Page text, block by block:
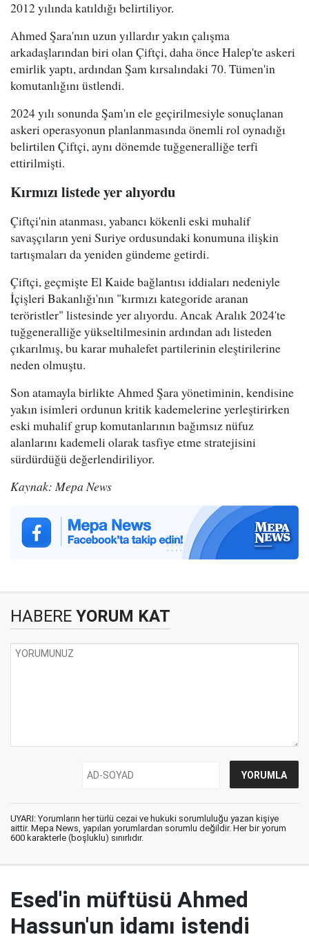
2012 yılında katıldığı belirtiliyor.
Ahmed Şara'nın uzun yıllardır yakın çalışma
arkadaşlarından biri olan Çiftçi, daha önce Halep'te askeri
emirlik yaptı, ardından Şam kırsalındaki 70. Tümen'in
komutanlığını üstlendi.
2024 yılı sonunda Şam'ın ele geçirilmesiyle sonuçlanan
askeri operasyonun planlanmasında önemli rol oynadığı
belirtilen Çiftçi, aynı dönemde tuğgeneralliğe terfi
ettirilmişti.
Kırmızı listede yer alıyordu
Çiftçi'nin atanması, yabancı kökenli eski muhalif
savaşçıların yeni Suriye ordusundaki konumuna ilişkin
tartışmaları da yeniden gündeme getirdi.
Çiftçi, geçmişte El Kaide bağlantısı iddiaları nedeniyle
İçişleri Bakanlığı'nın "kırmızı kategoride aranan
teröristler" listesinde yer alıyordu. Ancak Aralık 2024'te
tuğgeneralliğe yükseltilmesinin ardından adı listeden
çıkarılmış, bu karar muhalefet partilerinin eleştirilerine
neden olmuştu.
Son atamayla birlikte Ahmed Şara yönetiminin, kendisine
yakın isimleri ordunun kritik kademelerine yerleştirirken
eski muhalif grup komutanlarının bağımsız nüfuz
alanlarını kademeli olarak tasfiye etme stratejisini
sürdürdüğü değerlendiriliyor.
Kaynak: Mepa News
HABERE YORUM KAT
UYARI: Yorumların her türlü cezai ve hukuki sorumluluğu yazan kişiye
aittir. Mepa News, yapılan yorumlardan sorumlu değildir. Her bir yorum
600 karakterle (boşluklu) sınırlıdır.
Esed'in müftüsü Ahmed
Hassun'un idamı istendi